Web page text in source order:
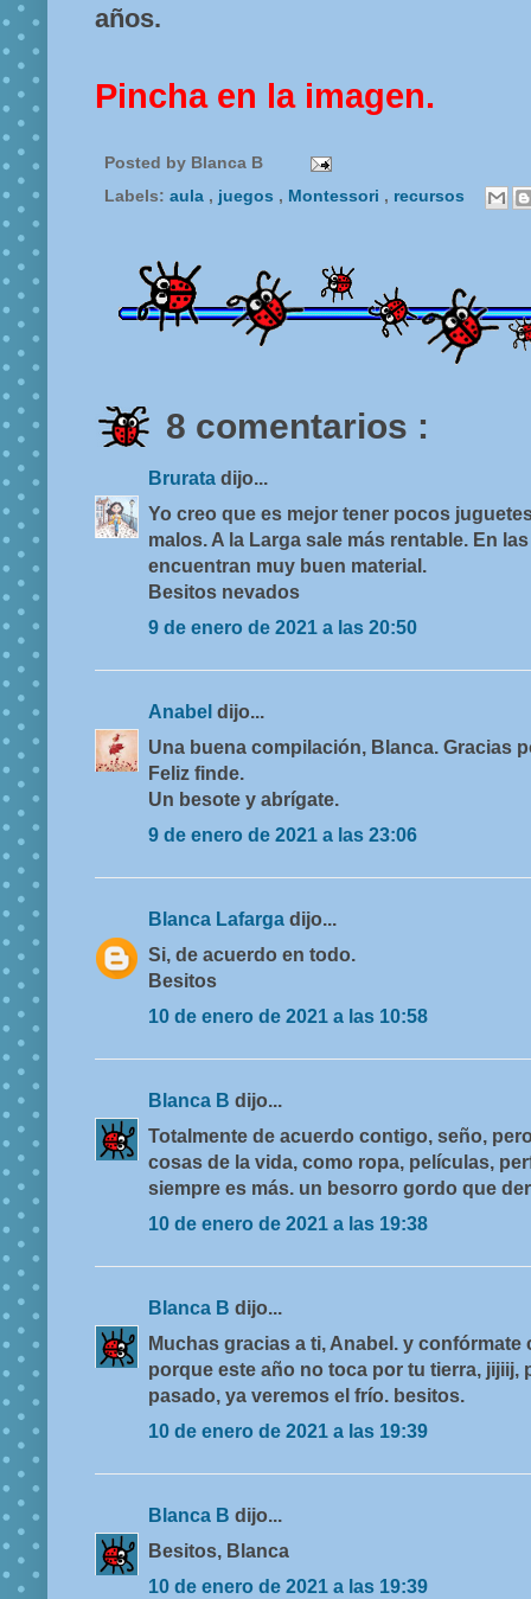
años.
Pincha en la imagen.
Posted by Blanca B
Labels: aula , juegos , Montessori , recursos
8 comentarios :
Brurata dijo...
Yo creo que es mejor tener pocos
malos. A la Larga sale más rentable. En
encuentran muy buen material.
Besitos nevados
9 de enero de 2021 a las 20:50
Anabel dijo...
Una buena compilación, Blanca. Gracias
Feliz finde.
Un besote y abrígate.
9 de enero de 2021 a las 23:06
Blanca Lafarga dijo...
Si, de acuerdo en todo.
Besitos
10 de enero de 2021 a las 10:58
Blanca B dijo...
Totalmente de acuerdo contigo, seño,
cosas de la vida, como ropa, películas,
siempre es más. un besorro gordo que
10 de enero de 2021 a las 19:38
Blanca B dijo...
Muchas gracias a ti, Anabel. y
porque este año no toca por tu tierra, jijiij,
pasado, ya veremos el frío. besitos.
10 de enero de 2021 a las 19:39
Blanca B dijo...
Besitos, Blanca
10 de enero de 2021 a las 19:39